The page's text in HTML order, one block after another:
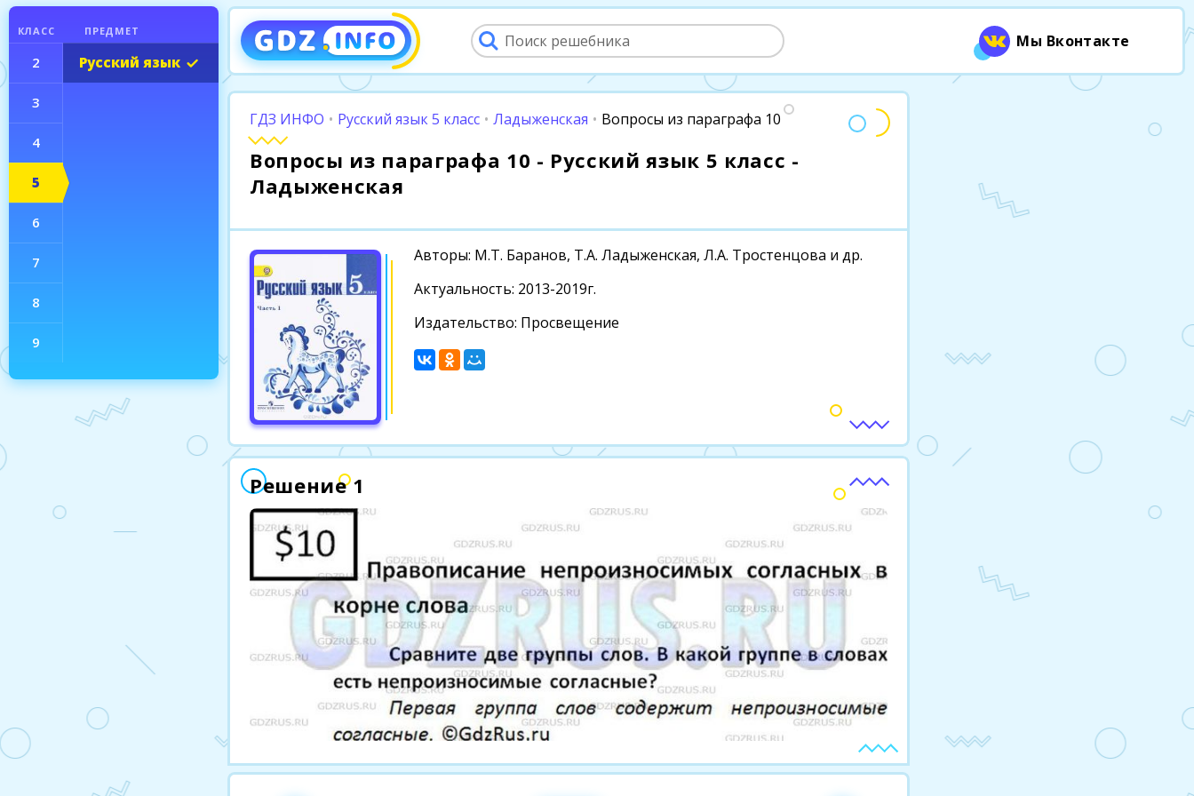
ГДЗ ИНФО • Русский язык 5 класс • Ладыженская • Вопросы из параграфа 10
Вопросы из параграфа 10 - Русский язык 5 класс -
Ладыженская
Авторы: М.Т. Баранов, Т.А. Ладыженская, Л.А. Тростенцова и др.
Актуальность: 2013-2019г.
Издательство: Просвещение
Решение 1
КЛАСС ПРЕДМЕТ
2
3
4
5
Русский язык
6
7
8
9
Мы Вконтакте